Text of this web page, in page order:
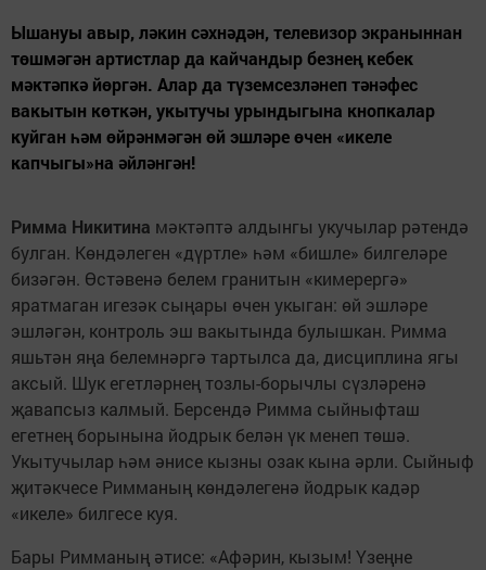
Ышануы авыр, ләкин сәхнәдән, телевизор экраныннан
төшмәгән артистлар да кайчандыр безнең кебек
мәктәпкә йөргән. Алар да түземсезләнеп тәнәфес
вакытын көткән, укытучы урындыгына кнопкалар
куйган һәм өйрәнмәгән өй эшләре өчен «икеле
капчыгы»на әйләнгән!
Римма Никитина мәктәптә алдынгы укучылар рәтендә
булган. Көндәлеген «дүртле» һәм «бишле» билгеләре
бизәгән. Өстәвенә белем гранитын «кимерергә»
яратмаган игезәк сыңары өчен укыган: өй эшләре
эшләгән, контроль эш вакытында булышкан. Римма
яшьтән яңа белемнәргә тартылса да, дисциплина ягы
аксый. Шук егетләрнең тозлы-борычлы сүзләренә
җавапсыз калмый. Берсендә Римма сыйныфташ
егетнең борынына йодрык белән үк менеп төшә.
Укытучылар һәм әнисе кызны озак кына әрли. Сыйныф
җитәкчесе Римманың көндәлегенә йодрык кадәр
«икеле» билгесе куя.
Бары Римманың әтисе: «Афәрин, кызым! Үзеңне